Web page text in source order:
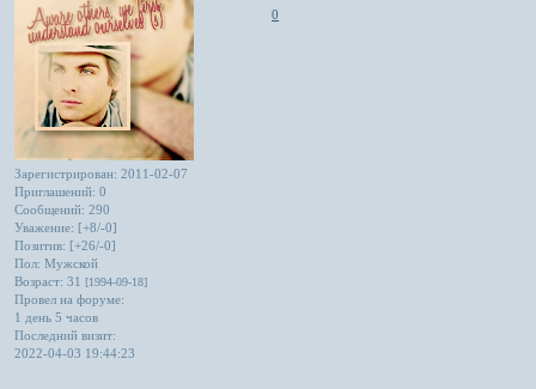
Зарегистрирован: 2011-02-07
Приглашений: 0
Сообщений: 290
Уважение: [+8/-0]
Позитив: [+26/-0]
Пол: Мужской
Возраст: 31[1994-09-18]
Провел на форуме:
1 день 5 часов
Последний визит:
2022-04-03 19:44:23
0